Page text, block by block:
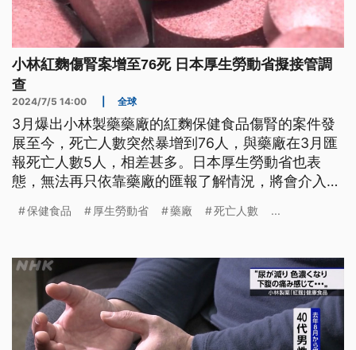
小林紅麴傷腎案增至76死 日本厚生勞動省擬接管調
查
2024/7/5 14:00 全球
3月爆出小林製藥藥廠的紅麴保健食品傷腎的案件發
展至今，死亡人數突然暴增到76人，與藥廠在3月匯
報死亡人數5人，相差甚多。日本厚生勞動省也表
態，無法再只依靠藥廠的匯報了解情況，將會介入管
保健食品 厚生勞動省 藥廠 死亡人數 ...